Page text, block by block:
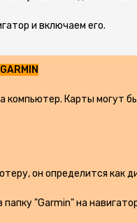
и включаем его.
компьютер. Карты могут
он определится как
"Garmin" на